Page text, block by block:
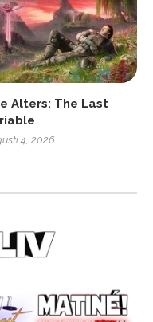
Alters: The Last
4, 2026